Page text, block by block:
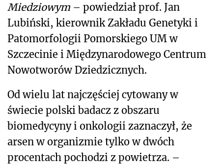
Miedziowym – powiedział prof. Jan
Lubiński, kierownik Zakładu Genetyki i
Patomorfologii Pomorskiego UM w
Szczecinie i Międzynarodowego Centrum
Nowotworów Dziedzicznych.
Od wielu lat najczęściej cytowany w
świecie polski badacz z obszaru
biomedycyny i onkologii zaznaczył, że
arsen w organizmie tylko w dwóch
procentach pochodzi z powietrza. –